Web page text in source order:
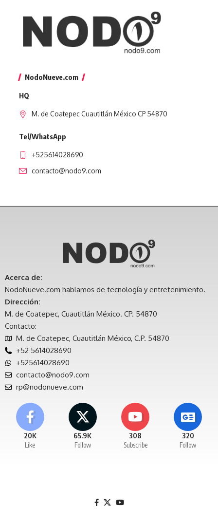
NodoNueve.com
HQ
M. de Coatepec Cuautitlán México CP 54870
Tel/WhatsApp
+525614028690
contacto@nodo9.com
Acerca de:
NodoNueve.com hablamos de tecnología y entretenimiento.
Dirección:
M. de Coatepec, Cuautitlán México. CP. 54870
Contacto:
M. de Coatepec, Cuautitlán México, C.P. 54870
+52 5614028690
+525614028690
contacto@nodo9.com
rp@nodonueve.com
20K
Like
65.9K
Follow
308
Subscribe
320
Follow